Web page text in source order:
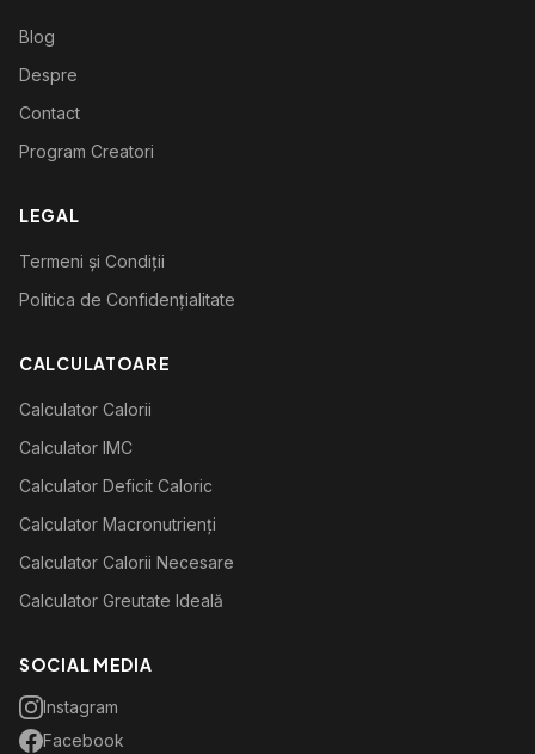
Blog
Despre
Contact
Program Creatori
LEGAL
Termeni și Condiții
Politica de Confidențialitate
CALCULATOARE
Calculator Calorii
Calculator IMC
Calculator Deficit Caloric
Calculator Macronutrienți
Calculator Calorii Necesare
Calculator Greutate Ideală
SOCIAL MEDIA
Instagram
Facebook